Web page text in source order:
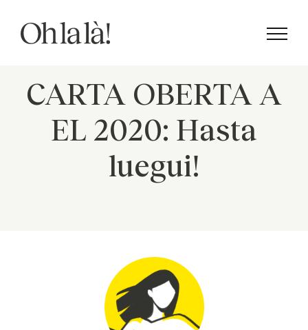
content
CARTA OBERTA A
EL 2020: Hasta
luegui!